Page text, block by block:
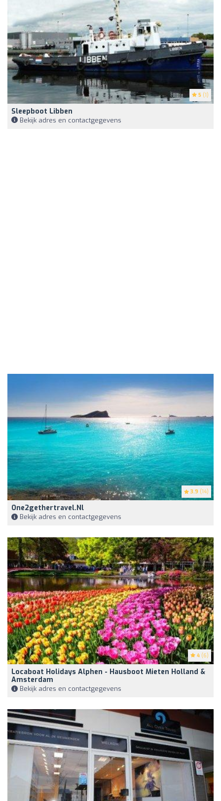
5 (1)
Sleepboot Libben
Bekijk adres en contactgegevens
3.9 (14)
One2gethertravel.nl
Bekijk adres en contactgegevens
4 (6)
Locaboat Holidays Alphen - Hausboot Mieten Holland &
Amsterdam
Bekijk adres en contactgegevens